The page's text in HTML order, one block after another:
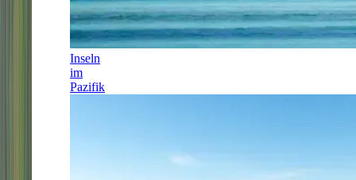
Inseln
im
Pazifik